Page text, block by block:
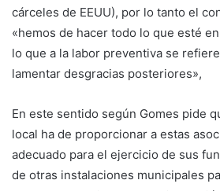
cárceles de EEUU), por lo tanto el
«hemos de hacer todo lo que esté
lo que a la labor preventiva se
lamentar desgracias posteriores»,
En este sentido según Gomes pide
local ha de proporcionar a estas
adecuado para el ejercicio de sus
de otras instalaciones municipales